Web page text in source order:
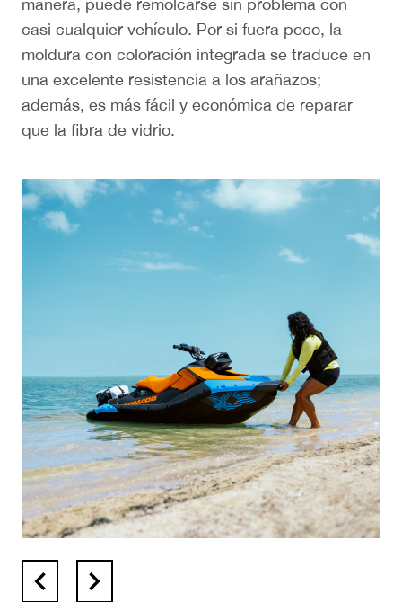
casi cualquier vehículo. Por si fuera poco, la
moldura con coloración integrada se traduce en
una excelente resistencia a los arañazos;
además, es más fácil y económica de reparar
que la fibra de vidrio.